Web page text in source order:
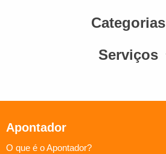
Categorias
Serviços
Apontador
O que é o Apontador?